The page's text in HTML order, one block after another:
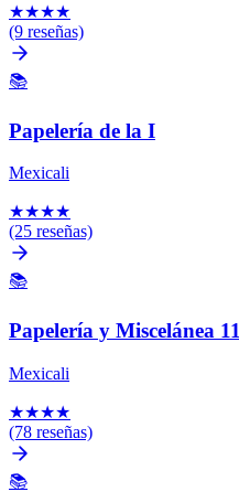
★★★★
(9 reseñas)
📚
Papelería de la I
Mexicali
★★★★
(25 reseñas)
📚
Papelería y Miscelánea 11
Mexicali
★★★★
(78 reseñas)
📚